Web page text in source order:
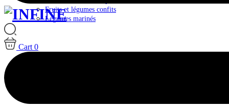
Fruits et légumes confits
Légumes marinés
Cart 0